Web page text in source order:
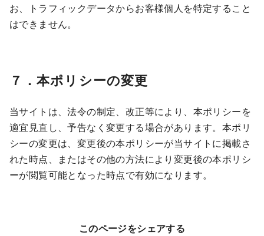
お、トラフィックデータからお客様個人を特定すること
はできません。
７．本ポリシーの変更
当サイトは、法令の制定、改正等により、本ポリシーを
適宜見直し、予告なく変更する場合があります。本ポリ
シーの変更は、変更後の本ポリシーが当サイトに掲載さ
れた時点、またはその他の方法により変更後の本ポリシ
ーが閲覧可能となった時点で有効になります。
このページをシェアする